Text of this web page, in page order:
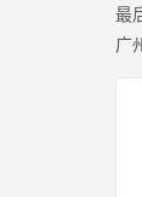
最
广